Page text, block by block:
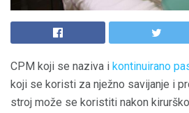
CPM koji se naziva i kontinuirano
koji se koristi za nježno savijanje i
stroj može se koristiti nakon